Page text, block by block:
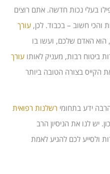
בעלי נכות חדשה. אתם רוצים
והכי חשוב – בכבוד. לכן, עורך
הוא האדם שלכם, ועשו בו
ביטוח רבות, מעניק לאותו עורך
הקייס בצורה הטובה ביותר
ידע בתחומי רשלנות רפואית
יש לנו את הניסיון הרב
ולסייע לכם להגיע לאמת